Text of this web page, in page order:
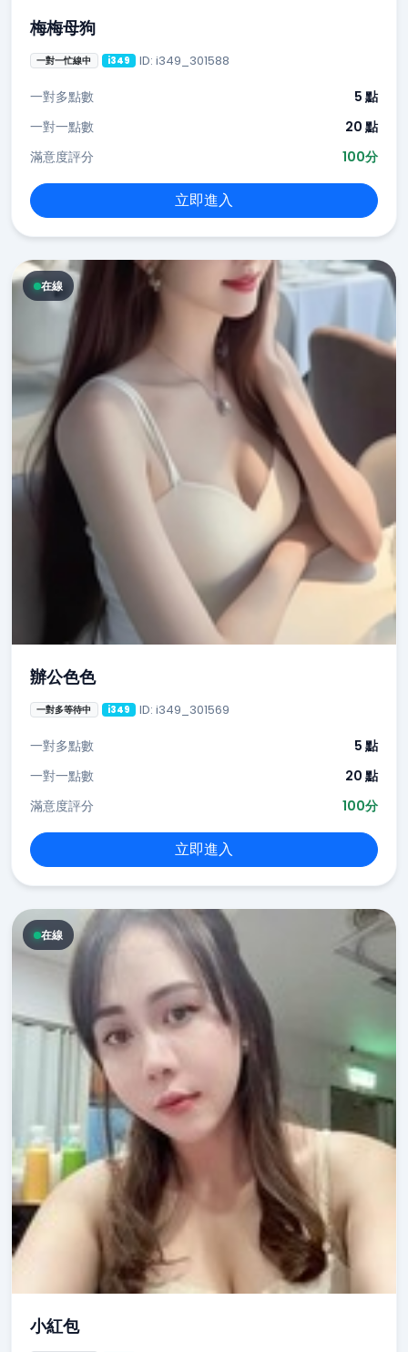
梅梅母狗
一對一忙線中 i349 ID: i349_301588
一對多點數
5 點
一對一點數
20 點
滿意度評分
100分
立即進入
在線
辦公色色
一對多等待中 i349 ID: i349_301569
一對多點數
5 點
一對一點數
20 點
滿意度評分
100分
立即進入
在線
小紅包